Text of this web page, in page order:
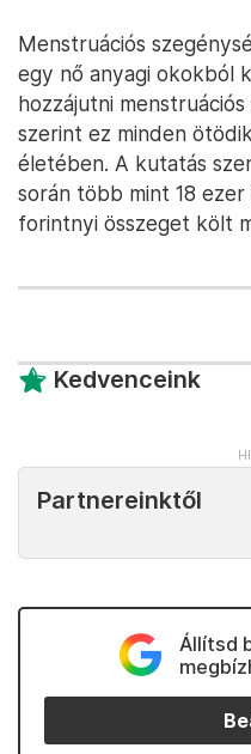
Menstruációs
egy nő anyagi okokból
hozzájutni
szerint ez minden
életében. A kutatás
során több mint 18
forintnyi összeget költ
Kedvenceink
Partnereinktől
Állítsd